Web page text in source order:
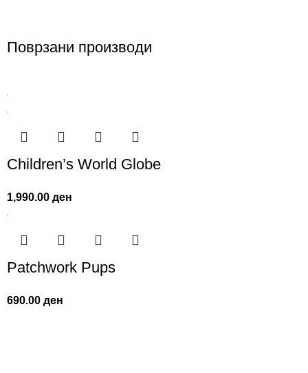
Поврзани производи
Children’s World Globe
1,990.00ден
Patchwork Pups
690.00ден